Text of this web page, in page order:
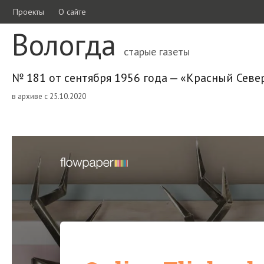
Проекты О сайте
Вологда старые газеты
№ 181 от сентября 1956 года — «Красный
в архиве с 25.10.2020